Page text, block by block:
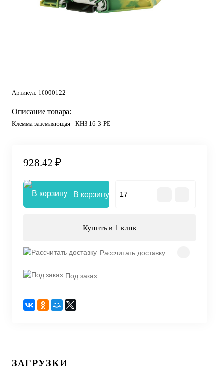
Артикул: 10000122
Описание товара:
Клемма заземляющая - КНЗ 16-3-РЕ
928.42 ₽
В корзину
Купить в 1 клик
Рассчитать доставку
Под заказ
ЗАГРУЗКИ